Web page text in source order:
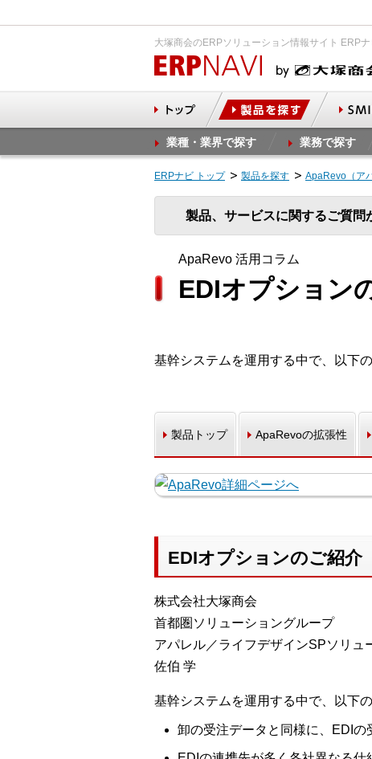
大塚商会のERPソリューション情報サイト ERP
業種・業界で探す 業務で探す
ERPナビ トップ 製品を探す ApaRevo（ア
製品、サービスに関するご質問
ApaRevo 活用コラム
EDIオプション
基幹システムを運用する中で、以下
製品トップ ApaRevoの拡張性
EDIオプションのご紹介
株式会社大塚商会
首都圏ソリューショングループ
アパレル／ライフデザインSPソリュ
佐伯 学
基幹システムを運用する中で、以下
卸の受注データと同様に、EDIの